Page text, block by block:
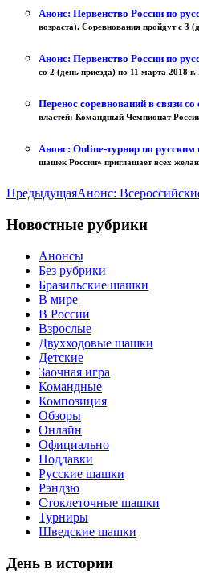
Анонс: Первенство России по
возраста). Соревнования пройдут с 3
Анонс: Первенство России по
со 2 (день приезда) по 11 марта 2018
Перенос соревнований в связи
властей: Командный Чемпионат
Анонс: Online-турнир по
шашек России» приглашает всех
ПредыдущаяАнонс:
Новостные рубрики
Анонсы
Без рубрики
Бразильские шашки
В мире
В России
Взрослые
Двухходовые шашки
Детские
Заочная игра
Командные
Композиция
Обзоры
Онлайн
Официально
Поддавки
Русские шашки
Рэндзю
Стоклеточные шашки
Турниры
Шведские шашки
День в истории